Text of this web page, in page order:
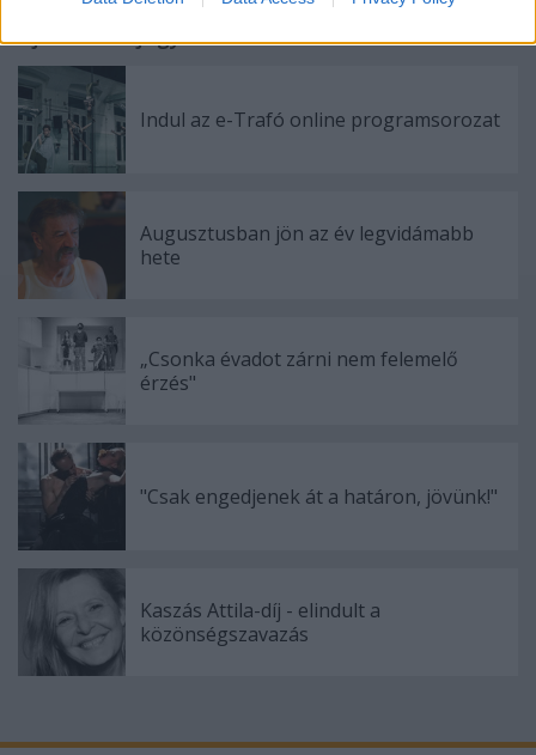
Ajánlott bejegyzések:
Indul az e-Trafó online programsorozat
Augusztusban jön az év legvidámabb
hete
„Csonka évadot zárni nem felemelő
érzés"
"Csak engedjenek át a határon, jövünk!"
Kaszás Attila-díj - elindult a
közönségszavazás